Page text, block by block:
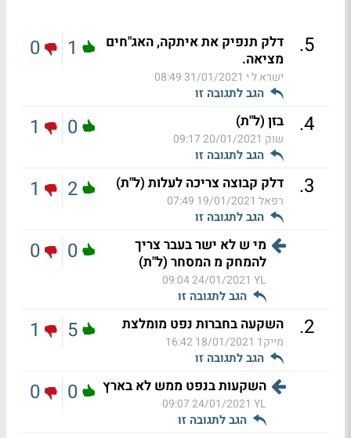
5
.
דלק תנפיק את איתקה, האג"חים
מציאה.
ישרא ל י 31/01/2021 08:49
הגב לתגובה זו
1
0
4
. בזן (ל"ת)
שוק 20/01/2021 09:17
הגב לתגובה זו
0
1
3
. דלק קבוצה צריכה לעלות (ל"ת)
רפאל 19/01/2021 07:49
הגב לתגובה זו
2
1
מי ש לא ישר בעבר צריך
להמחק מ המסחר (ל"ת)
YL
24/01/2021 09:04
הגב לתגובה זו
0
0
2
. השקעה בחברות נפט מומלצת
מייק1 18/01/2021 16:42
הגב לתגובה זו
5
1
השקעות בנפט ממש לא בארץ
YL
24/01/2021 09:07
הגב לתגובה זו
0
0